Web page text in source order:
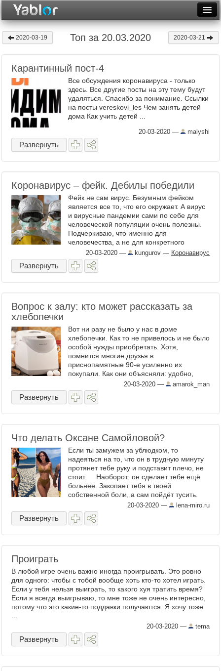
Месяц
Рейтинги
Архив
Видеотоп
2020-03-19 Топ за 20.03.2020 2020-03-21
Карантинный пост-4
Все обсуждения коронавируса - только
здесь. Все другие посты на эту тему будут
удаляться. Спасибо за понимание. Ссылки
на посты vereskovi_les Чем занять детей
дома Как учить детей ...
20-03-2020 — malyshi
Развернуть
Коронавирус – фейк. Дебилы победили
Фейк не сам вирус. Безумным фейком
является все то, что его окружает. А вирус
и вирусные пандемии сами по себе для
человеческой популяции очень полезны.
Подчеркиваю, что именно для
человечества, а не для конкретного
человека, который вполне может сыграть в
ящик, заразившись гриппом ...
20-03-2020 — kungurov — Коронавирус
Развернуть
Вопрос к залу: кто может рассказать за
хлебопечки
Вот ни разу не было у нас в доме
хлебопечки. Как то не привелось и не было
особой нужды приобретать. Хотя,
помнится многие друзья в
приснопамятные 90-е усиленно их
покупали. Как они объясняли: удобно,
вкусно и всегда при свежем хлебе. Тогда
времена сами знаете какие были. ...
20-03-2020 — amarok_man
Развернуть
Что делать Оксане Самойловой?
Если ты замужем за ублюдком, то
надеяться на то, что он в трудную минуту
протянет тебе руку и подставит плечо, не
стоит. Наоборот: он сделает тебе ещё
больнее. Закопает тебя в твоей
собственной боли, а сам пойдёт тусить.
«Так случилось что это худший месяц в
моей жизни. Резко ...
20-03-2020 — lena-miro.ru
Развернуть
Проиграть
В любой игре очень важно иногда проигрывать. Это ровно
для одного: чтобы с тобой вообще хоть кто-то хотел играть.
Если у тебя нельзя выиграть, то какого хуя тратить время?
Если я всегда выигрываю, то мне тоже не очень интересно,
потому что это какие-то поддавки получаются. Я хочу тоже
20-03-2020 — tema
Развернуть